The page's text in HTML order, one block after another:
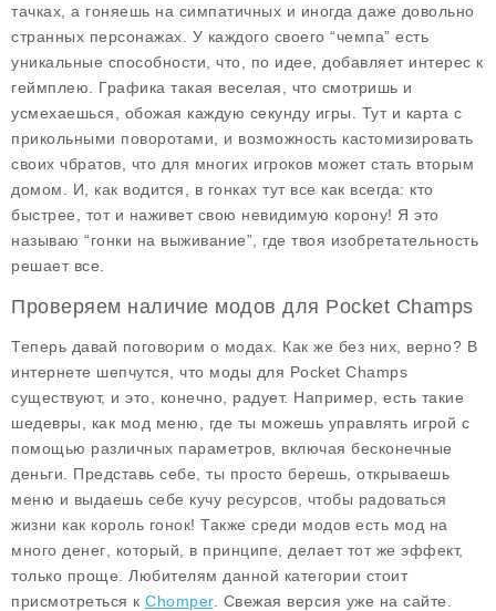
тачках, а гоняешь на симпатичных и иногда даже довольно
странных персонажах. У каждого своего “чемпа” есть
уникальные способности, что, по идее, добавляет интерес к
геймплею. Графика такая веселая, что смотришь и
усмехаешься, обожая каждую секунду игры. Тут и карта с
прикольными поворотами, и возможность кастомизировать
своих чбратов, что для многих игроков может стать вторым
домом. И, как водится, в гонках тут все как всегда: кто
быстрее, тот и наживет свою невидимую корону! Я это
называю “гонки на выживание”, где твоя изобретательность
решает все.
Проверяем наличие модов для Pocket Champs
Теперь давай поговорим о модах. Как же без них, верно? В
интернете шепчутся, что моды для Pocket Champs
существуют, и это, конечно, радует. Например, есть такие
шедевры, как мод меню , где ты можешь управлять игрой с
помощью различных параметров, включая бесконечные
деньги. Представь себе, ты просто берешь, открываешь
меню и выдаешь себе кучу ресурсов, чтобы радоваться
жизни как король гонок! Также среди модов есть мод на
много денег , который, в принципе, делает тот же эффект,
только проще. Любителям данной категории стоит
присмотреться к Chomper. Свежая версия уже на сайте.